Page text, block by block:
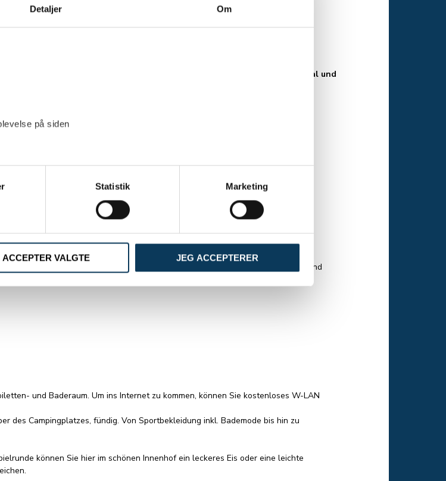
Detaljer Om
på siden
af cookies. Du kan også vælge at give samtykke til enkelte cookie
samtykke tilbage på knappen nederst i venstre side af skærmen.
Statistik Marketing
ACCEPTER VALGTE JEG ACCEPTERER
Anlagen einschließlich der Familienbaderäume, die Küche, den Speisesaal und
Fußbodenheizungen anbieten. Außerdem haben wir einen 24 m2 großen
Wasser. Dies gilt auch für unsere Außenküchen. In den Küchen gibt es
Wickeltisch und Badewanne für die allerkleinsten, sowie Duschen, Toiletten und
und Baderaum. Um ins Internet zu kommen, können Sie kostenloses W-LAN
des Campingplatzes, fündig. Von Sportbekleidung inkl. Bademode bis hin zu
können Sie hier im schönen Innenhof ein leckeres Eis oder eine leichte